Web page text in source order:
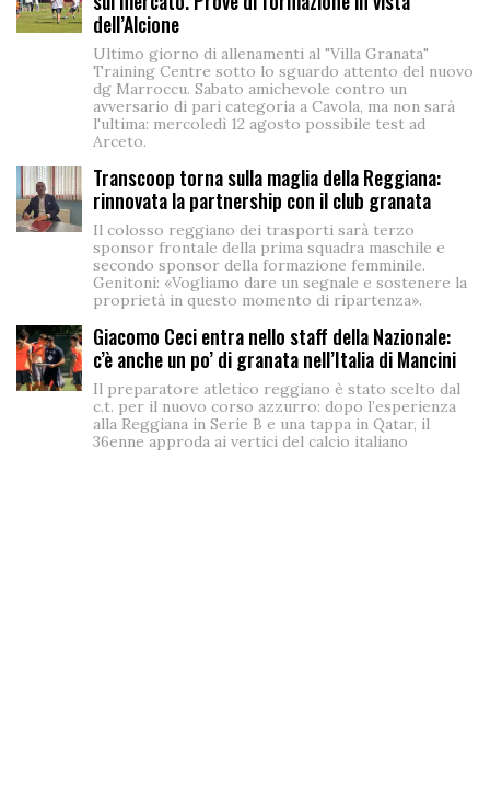
dell’Alcione
Ultimo giorno di allenamenti al "Villa Granata"
Training Centre sotto lo sguardo attento del nuovo
dg Marroccu. Sabato amichevole contro un
avversario di pari categoria a Cavola, ma non sarà
l'ultima: mercoledì 12 agosto possibile test ad
Arceto.
Transcoop torna sulla maglia della Reggiana:
rinnovata la partnership con il club granata
Il colosso reggiano dei trasporti sarà terzo
sponsor frontale della prima squadra maschile e
secondo sponsor della formazione femminile.
Genitoni: «Vogliamo dare un segnale e sostenere la
proprietà in questo momento di ripartenza».
Giacomo Ceci entra nello staff della Nazionale:
c’è anche un po’ di granata nell’Italia di Mancini
Il preparatore atletico reggiano è stato scelto dal
c.t. per il nuovo corso azzurro: dopo l’esperienza
alla Reggiana in Serie B e una tappa in Qatar, il
36enne approda ai vertici del calcio italiano